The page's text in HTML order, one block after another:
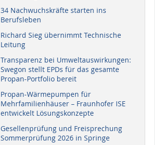
34 Nachwuchskräfte starten ins
Berufsleben
Richard Sieg übernimmt Technische
Leitung
Transparenz bei Umweltauswirkungen:
Swegon stellt EPDs für das gesamte
Propan-Portfolio bereit
Propan-Wärmepumpen für
Mehrfamilienhäuser – Fraunhofer ISE
entwickelt Lösungskonzepte
Gesellenprüfung und Freisprechung
Sommerprüfung 2026 in Springe